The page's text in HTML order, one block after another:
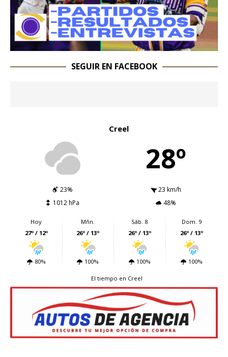
SEGUIR EN FACEBOOK
Creel
28º
23%
23 km/h
1012 hPa
48%
Hoy
27º / 12º
80%
Mñn.
26º / 13º
100%
Sáb. 8
26º / 13º
100%
Dom. 9
26º / 13º
100%
El tiempo en Creel